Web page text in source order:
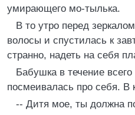
умирающего мо-тылька.
В то утро перед
волосы и спустилась к
странно, надеть на себя
Бабушка в течение всего
посмеивалась про себя. В
-- Дитя мое, ты должна